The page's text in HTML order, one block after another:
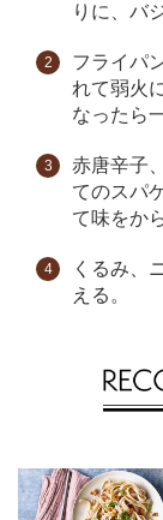
りに、バ
フライパ
れて弱火
なったら
赤唐辛子
てのスパ
て味をか
くるみ、
える。